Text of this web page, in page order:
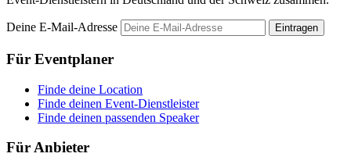
Deine E-Mail-Adresse Eintragen
Für Eventplaner
Finde deine Location
Finde deinen Event-Dienstleister
Finde deinen passenden Speaker
Für Anbieter